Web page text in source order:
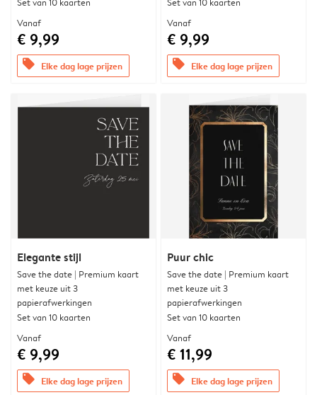
Vanaf
€ 9,99
offers Elke dag lage prijzen
Vanaf
€ 9,99
offers Elke dag lage prijzen
Elegante stijl
Save the date | Premium kaart
met keuze uit 3
papierafwerkingen
Set van 10 kaarten
Vanaf
€ 9,99
offers Elke dag lage prijzen
Puur chic
Save the date | Premium kaart
met keuze uit 3
papierafwerkingen
Set van 10 kaarten
Vanaf
€ 11,99
offers Elke dag lage prijzen